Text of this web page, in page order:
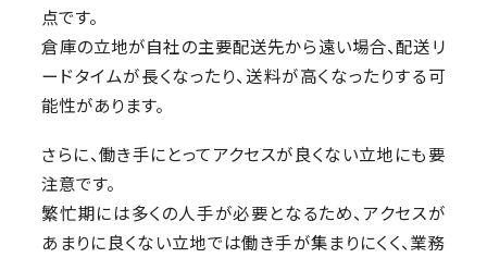
点です。
倉庫の立地が自社の主要配送先から遠い場合、配送リ
ードタイムが長くなったり、送料が高くなったりする可
能性があります。
さらに、働き手にとってアクセスが良くない立地にも要
注意です。
繁忙期には多くの人手が必要となるため、アクセスが
あまりに良くない立地では働き手が集まりにくく、業務